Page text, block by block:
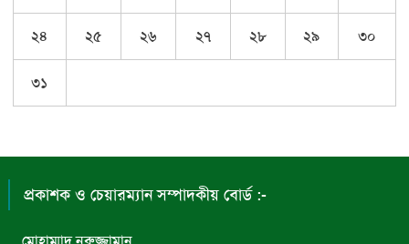
২৪ ২৫ ২৬ ২৭ ২৮ ২৯ ৩০
৩১
প্রকাশক ও চেয়ারম্যান সম্পাদকীয় বোর্ড :-